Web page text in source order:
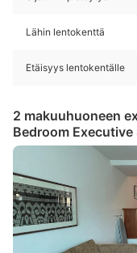
Lähin lentokenttä
Etäisyys lentokentälle
2 makuuhuoneen
Bedroom Executive